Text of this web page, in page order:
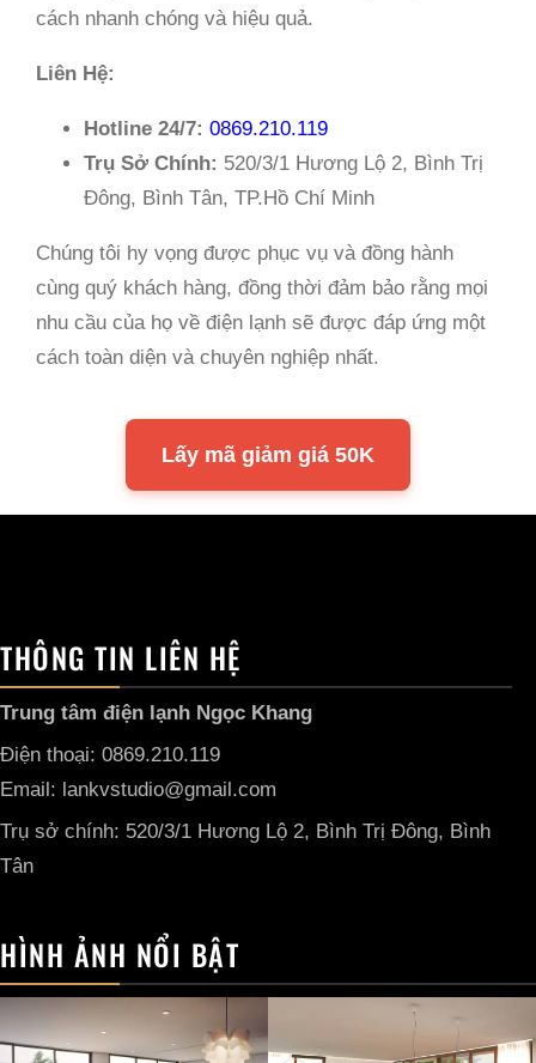
cách nhanh chóng và hiệu quả.
Liên Hệ:
Hotline 24/7: 0869.210.119
Trụ Sở Chính: 520/3/1 Hương Lộ 2, Bình Trị
Đông, Bình Tân, TP.Hồ Chí Minh
Chúng tôi hy vọng được phục vụ và đồng hành
cùng quý khách hàng, đồng thời đảm bảo rằng mọi
nhu cầu của họ về điện lạnh sẽ được đáp ứng một
cách toàn diện và chuyên nghiệp nhất.
Lấy mã giảm giá 50K
THÔNG TIN LIÊN HỆ
Trung tâm điện lạnh Ngọc Khang
Điện thoại: 0869.210.119
Email: lankvstudio@gmail.com
Trụ sở chính: 520/3/1 Hương Lộ 2, Bình Trị Đông, Bình
Tân
HÌNH ẢNH NỔI BẬT